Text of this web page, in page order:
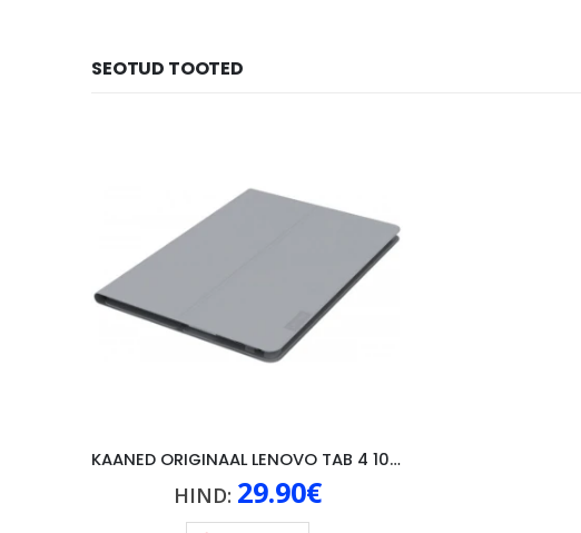
SEOTUD TOOTED
KAANED ORIGINAAL LENOVO TAB 4 10″, HALL
HIND: 29.90€